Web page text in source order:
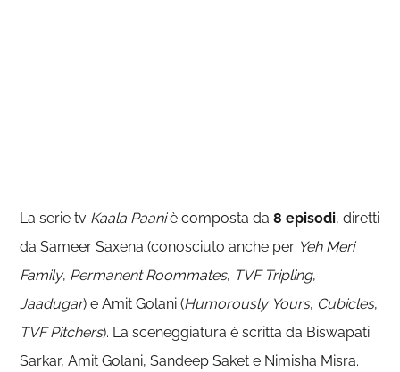
La serie tv Kaala Paaniè composta da8 episodi, diretti
da Sameer Saxena (conosciuto anche per Yeh Meri
Family, Permanent Roommates, TVF Tripling,
Jaadugar) e Amit Golani (Humorously Yours, Cubicles,
TVF Pitchers). La sceneggiatura è scritta da Biswapati
Sarkar, Amit Golani, Sandeep Saket e Nimisha Misra.